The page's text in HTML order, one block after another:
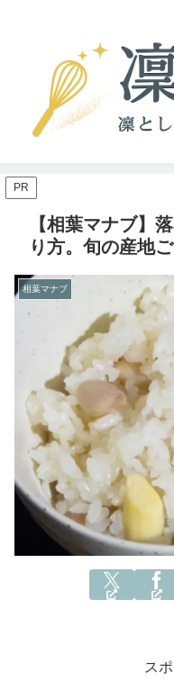
PR
【相葉マナブ】
り方。旬の産地
相葉マナブ
ス